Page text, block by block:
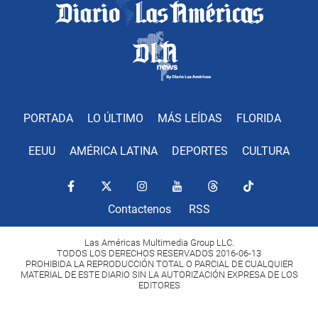
PORTADA LO ÚLTIMO MÁS LEÍDAS FLORIDA
EEUU AMÉRICA LATINA DEPORTES CULTURA
Contactenos RSS
Las Américas Multimedia Group LLC.
TODOS LOS DERECHOS RESERVADOS 2016-06-13
PROHIBIDA LA REPRODUCCIÓN TOTAL O PARCIAL DE CUALQUIER
MATERIAL DE ESTE DIARIO SIN LA AUTORIZACIÓN EXPRESA DE LOS
EDITORES